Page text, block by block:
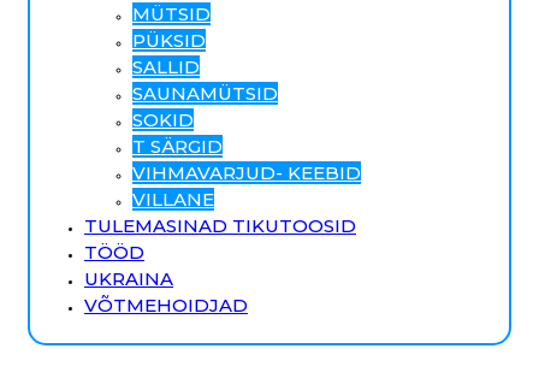
MÜTSID
PÜKSID
SALLID
SAUNAMÜTSID
SOKID
T SÄRGID
VIHMAVARJUD- KEEBID
VILLANE
TULEMASINAD TIKUTOOSID
TÖÖD
UKRAINA
VÕTMEHOIDJAD